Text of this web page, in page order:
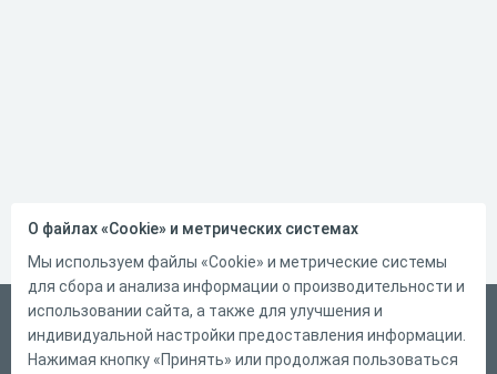
Русский
Справка
О файлах «Cookie» и метрических системах
Мы используем файлы «Cookie» и метрические системы
для сбора и анализа информации о производительности и
использовании сайта, а также для улучшения и
индивидуальной настройки предоставления информации.
Нажимая кнопку «Принять» или продолжая пользоваться